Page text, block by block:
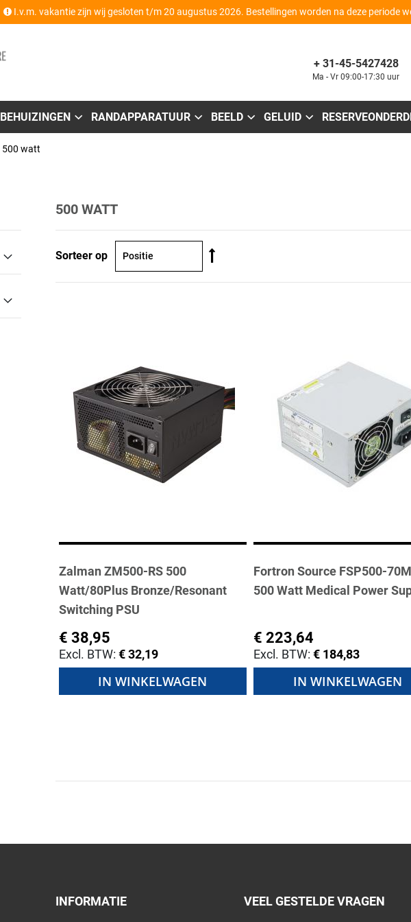
I.v.m. vakantie zijn wij gesloten t/m 20 augustus 2026. Bestellingen worden na deze periode
+ 31-45-5427428
Ma - Vr 09:00-17:30 uur
BEHUIZINGEN RANDAPPARATUUR BEELD GELUID
500 watt
500 WATT
Sorteer op
Van
laag
Zalman ZM500-RS 500
Watt/80Plus Bronze/Resonant
Switching PSU
€ 38,95
€ 32,19
IN WINKELWAGEN
Fortron Source FSP500-
500 Watt Medical Power
€ 223,64
€ 184,83
IN WINKELWAGEN
INFORMATIE VEEL GESTELDE VRAGEN